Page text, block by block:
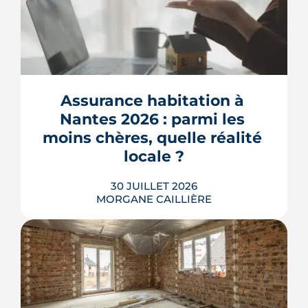
Assurance habitation à
Nantes 2026 : parmi les
moins chères, quelle réalité
locale ?
30 JUILLET 2026
MORGANE CAILLIÈRE
259 € par an en moyenne régionale,
une hausse de 14 % sur un an, un
risque inondation bien réel autour de